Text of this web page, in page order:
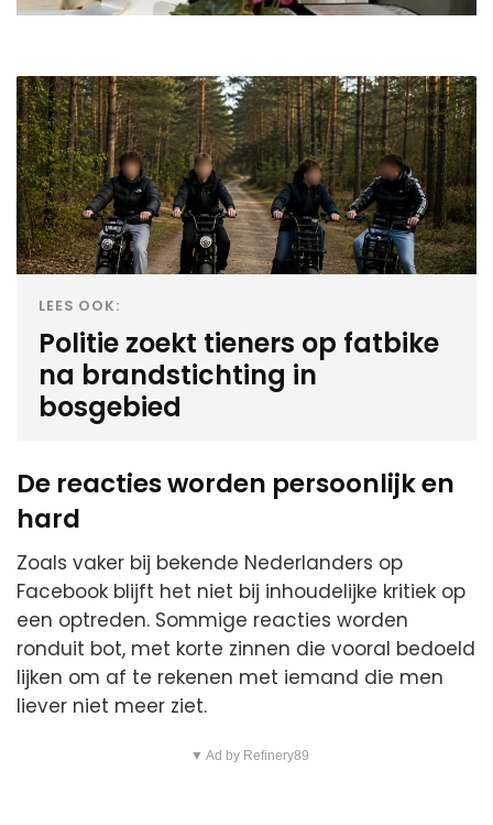
LEES OOK:
Politie zoekt tieners op fatbike
na brandstichting in
bosgebied
De reacties worden persoonlijk en
hard
Zoals vaker bij bekende Nederlanders op
Facebook blijft het niet bij inhoudelijke kritiek op
een optreden. Sommige reacties worden
ronduit bot, met korte zinnen die vooral bedoeld
lijken om af te rekenen met iemand die men
liever niet meer ziet.
▼ Ad by Refinery89